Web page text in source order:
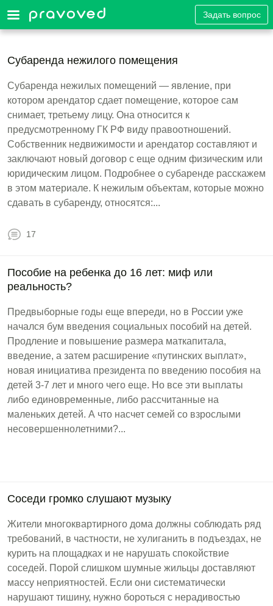
Задать вопрос
Субаренда нежилого помещения
Субаренда нежилых помещений — явление, при
котором арендатор сдает помещение, которое сам
снимает, третьему лицу. Она относится к
предусмотренному ГК РФ виду правоотношений.
Собственник недвижимости и арендатор составляют и
заключают новый договор с еще одним физическим или
юридическим лицом. Подробнее о субаренде расскажем
в этом материале. К нежилым объектам, которые можно
сдавать в субаренду, относятся:...
17
Пособие на ребенка до 16 лет: миф или
реальность?
Предвыборные годы еще впереди, но в России уже
начался бум введения социальных пособий на детей.
Продление и повышение размера маткапитала,
введение, а затем расширение «путинских выплат»,
новая инициатива президента по введению пособия на
детей 3-7 лет и много чего еще. Но все эти выплаты
либо единовременные, либо рассчитанные на
маленьких детей. А что насчет семей со взрослыми
несовершеннолетними?...
Соседи громко слушают музыку
Жители многоквартирного дома должны соблюдать ряд
требований, в частности, не хулиганить в подъездах, не
курить на площадках и не нарушать спокойствие
соседей. Порой слишком шумные жильцы доставляют
массу неприятностей. Если они систематически
нарушают тишину, нужно бороться с нерадивостью